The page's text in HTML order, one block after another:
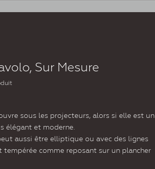
Sur Mesure
sous les projecteurs, alors si elle est un
élégant et moderne.
aussi être elliptique ou avec des lignes
tempérée comme reposant sur un plancher